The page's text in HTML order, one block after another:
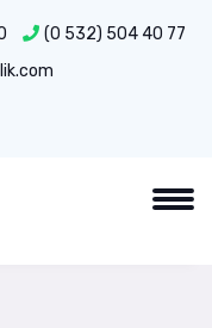
(0 532) 504 40 77